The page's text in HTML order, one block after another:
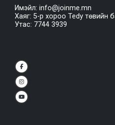
Имэйл: info@joinme.mn
Хаяг: 5-р хороо Tedy төвийн
Утас: 7744 3939